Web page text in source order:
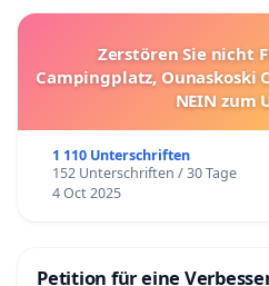
Zerstören Sie nicht
Campingplatz, Ounaskoski
NEIN zum
1 110 Unterschriften
152 Unterschriften / 30 Tage
4 Oct 2025
Petition für eine